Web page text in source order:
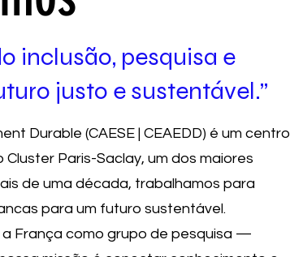
inclusão, pesquisa e
justo e sustentável.”
Durable (CAESE | CEAEDD) é um centro
Paris-Saclay, um dos maiores
de uma década, trabalhamos para
para um futuro sustentável.
a França como grupo de pesquisa —